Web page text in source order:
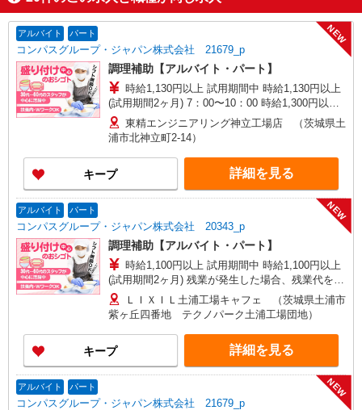
アルバイト パート
コンパスグループ・ジャパン株式会社 21679_p
NEW
調理補助【アルバイト・パート】
時給1,130円以上 試用期間中 時給1,130円以上
(試用期間2ヶ月) 7：00〜10：00 時給1,300円以上
15：00〜18：45 時給1,400円以上 残業が発生した
場合、残業代を1分単位で別途支給します。
東精エンジニアリング神立工場店 （茨城県土
浦市北神立町2-14）
キープ 詳細を見る
アルバイト パート
コンパスグループ・ジャパン株式会社 20343_p
NEW
調理補助【アルバイト・パート】
時給1,100円以上 試用期間中 時給1,100円以上
(試用期間2ヶ月) 残業が発生した場合、残業代を1
分単位で別途支給します。
ＬＩＸＩＬ土浦工場キャフェ （茨城県土浦市
紫ヶ丘四番地 テクノパーク土浦工場団地）
キープ 詳細を見る
アルバイト パート
コンパスグループ・ジャパン株式会社 21679_p
NEW